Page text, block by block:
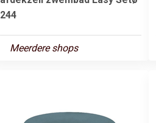
244
Meerdere shops